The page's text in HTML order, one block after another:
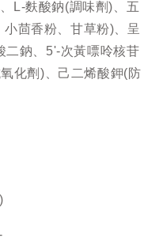
L-麩酸鈉(調味劑)、五
茴香粉、甘草粉)、呈
二鈉、5'-次黃嘌呤核苷
化劑)、己二烯酸鉀(防